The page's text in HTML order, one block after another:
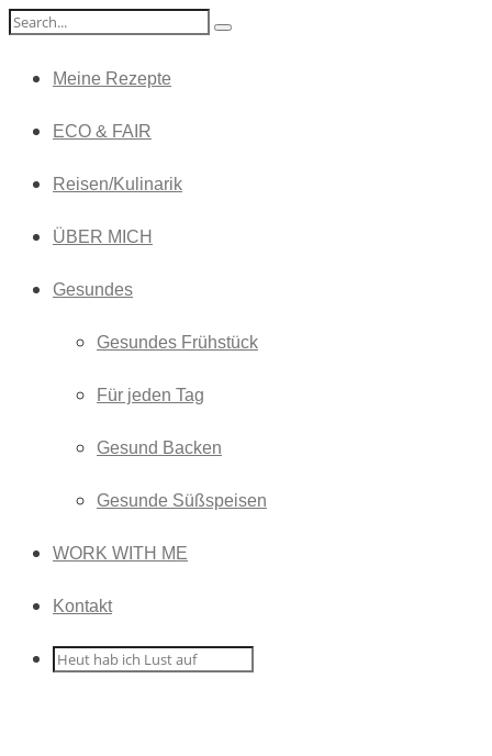
Meine Rezepte
ECO & FAIR
Reisen/Kulinarik
ÜBER MICH
Gesundes
Gesundes Frühstück
Für jeden Tag
Gesund Backen
Gesunde Süßspeisen
WORK WITH ME
Kontakt